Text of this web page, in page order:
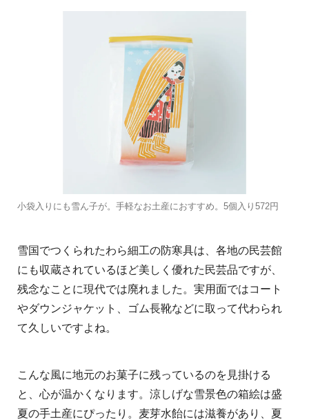
小袋入りにも雪ん子が。手軽なお土産におすすめ。5個入り572円
雪国でつくられたわら細工の防寒具は、各地の民芸館
にも収蔵されているほど美しく優れた民芸品ですが、
残念なことに現代では廃れました。実用面ではコート
やダウンジャケット、ゴム長靴などに取って代わられ
て久しいですよね。
こんな風に地元のお菓子に残っているのを見掛ける
と、心が温かくなります。涼しげな雪景色の箱絵は盛
夏の手土産にぴったり。麦芽水飴には滋養があり、夏